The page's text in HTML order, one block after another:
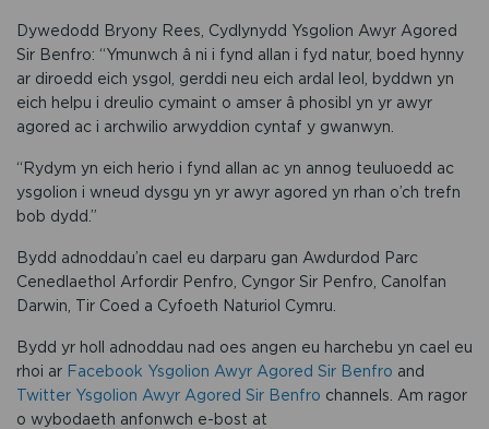
Dywedodd Bryony Rees, Cydlynydd Ysgolion Awyr Agored
Sir Benfro: “Ymunwch â ni i fynd allan i fyd natur, boed hynny
ar diroedd eich ysgol, gerddi neu eich ardal leol, byddwn yn
eich helpu i dreulio cymaint o amser â phosibl yn yr awyr
agored ac i archwilio arwyddion cyntaf y gwanwyn.
“Rydym yn eich herio i fynd allan ac yn annog teuluoedd ac
ysgolion i wneud dysgu yn yr awyr agored yn rhan o’ch trefn
bob dydd.”
Bydd adnoddau’n cael eu darparu gan Awdurdod Parc
Cenedlaethol Arfordir Penfro, Cyngor Sir Penfro, Canolfan
Darwin, Tir Coed a Cyfoeth Naturiol Cymru.
Bydd yr holl adnoddau nad oes angen eu harchebu yn cael eu
rhoi ar Facebook Ysgolion Awyr Agored Sir Benfro and
Twitter Ysgolion Awyr Agored Sir Benfro channels. Am ragor
o wybodaeth anfonwch e-bost at